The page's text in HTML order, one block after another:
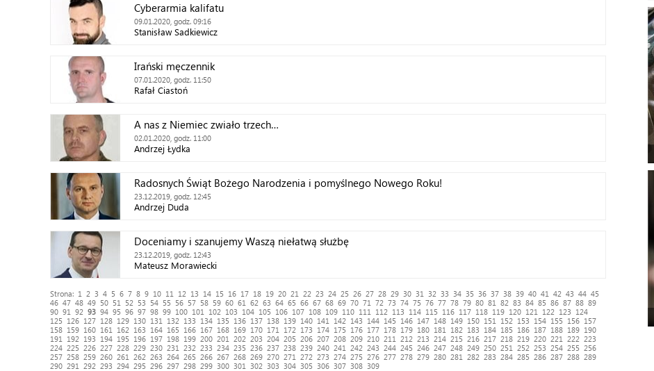
Cyberarmia kalifatu
09.01.2020, godz. 09:16
Stanisław Sadkiewicz
Irański męczennik
07.01.2020, godz. 11:50
Rafał Ciastoń
A nas z Niemiec zwiało trzech…
02.01.2020, godz. 11:00
Andrzej Łydka
Radosnych Świąt Bożego Narodzenia i pomyślnego Nowego Roku!
23.12.2019, godz. 12:45
Andrzej Duda
Doceniamy i szanujemy Waszą niełatwą służbę
23.12.2019, godz. 12:43
Mateusz Morawiecki
Strona: 1 2 3 4 5 6 7 8 9 10 11 12 13 14 15 16 17 18 19 20 21 22 23 24 25 26 27 28 29 30 31 32 33 34 35 36 37 38 39 40 41 42 43 44 45
46 47 48 49 50 51 52 53 54 55 56 57 58 59 60 61 62 63 64 65 66 67 68 69 70 71 72 73 74 75 76 77 78 79 80 81 82 83 84 85 86 87 88 89
90 91 92 93 94 95 96 97 98 99 100 101 102 103 104 105 106 107 108 109 110 111 112 113 114 115 116 117 118 119 120 121 122 123
124
125
126 127 128 129 130 131 132 133 134 135 136 137 138 139 140 141 142 143 144 145 146 147 148 149 150 151 152 153 154 155 156 157
158 159 160 161 162 163 164 165 166 167 168 169 170 171 172 173 174 175 176 177 178 179 180 181 182 183 184 185 186 187 188 189 190
191
192 193 194 195 196 197 198 199 200 201 202 203 204 205 206 207 208 209 210 211 212 213 214 215 216 217 218 219 220 221 222
223
224 225 226 227 228 229 230 231 232 233 234 235 236 237 238 239 240 241 242 243 244 245 246 247 248 249 250 251 252 253 254 255
256
257 258 259 260 261 262 263 264 265 266 267 268 269 270 271 272 273 274 275 276 277 278 279 280 281 282 283 284 285 286 287 288 289
290 291 292 293 294 295 296 297 298 299 300 301 302 303 304 305 306 307 308 309